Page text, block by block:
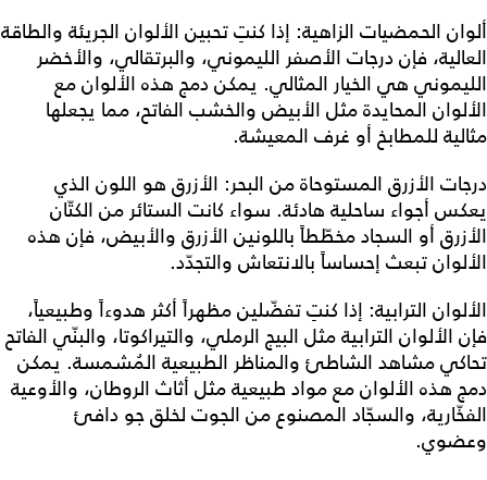
ألوان الحمضيات الزاهية: إذا كنتِ تحبين الألوان الجريئة والطاقة
العالية، فإن درجات الأصفر الليموني، والبرتقالي، والأخضر
الليموني هي الخيار المثالي. يمكن دمج هذه الألوان مع
الألوان المحايدة مثل الأبيض والخشب الفاتح، مما يجعلها
مثالية للمطابخ أو غرف المعيشة.
درجات الأزرق المستوحاة من البحر: الأزرق هو اللون الذي
يعكس أجواء ساحلية هادئة. سواء كانت الستائر من الكتّان
الأزرق أو السجاد مخطّطاً باللونين الأزرق والأبيض، فإن هذه
الألوان تبعث إحساساً بالانتعاش والتجدّد.
الألوان الترابية: إذا كنتِ تفضّلين مظهراً أكثر هدوءاً وطبيعياً،
فإن الألوان الترابية مثل البيج الرملي، والتيراكوتا، والبنّي الفاتح
تحاكي مشاهد الشاطئ والمناظر الطبيعية المُشمسة. يمكن
دمج هذه الألوان مع مواد طبيعية مثل أثاث الروطان، والأوعية
الفخّارية، والسجّاد المصنوع من الجوت لخلق جو دافئ
وعضوي.